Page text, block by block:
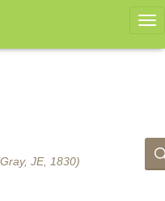
JE, 1830)